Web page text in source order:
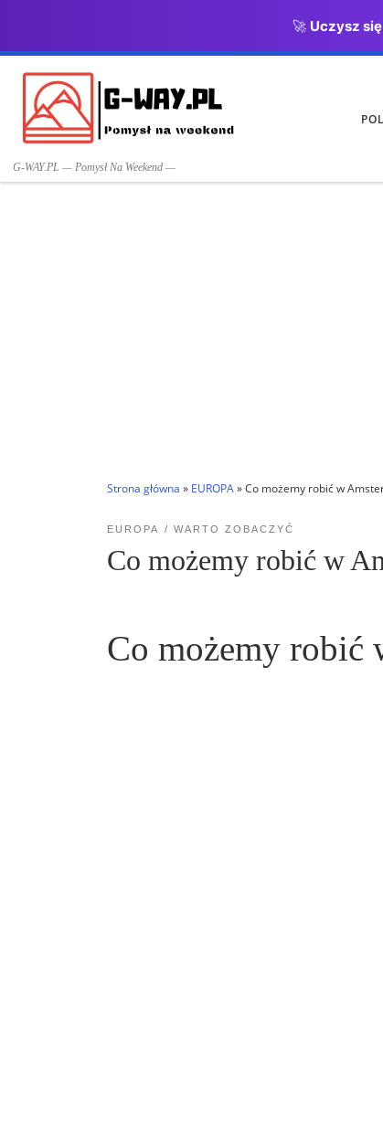
🚀 Uczysz się
G-WAY.PL — Pomysł Na Weekend —
Strona główna » EUROPA»Co możemy robić w
EUROPA WARTO ZOBACZYĆ
Co możemy robić w
Co możemy robić